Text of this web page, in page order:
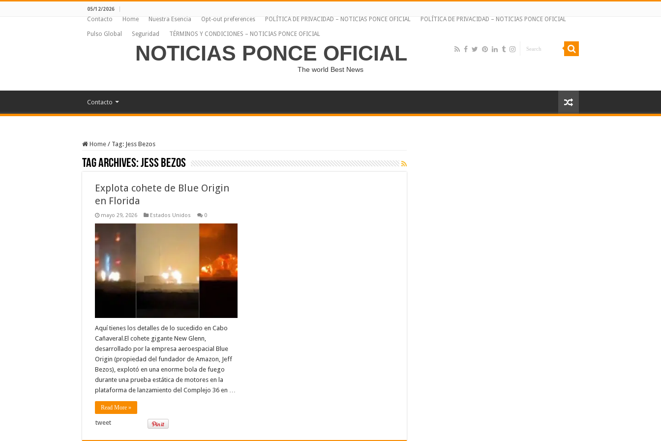
05/12/2026
Contacto Home Nuestra Esencia Opt-out preferences POLÍTICA DE PRIVACIDAD – NOTICIAS PONCE OFICIAL POLÍTICA DE PRIVACIDAD – NOTICIAS PONCE OFICIAL
Pulso Global Seguridad TÉRMINOS Y CONDICIONES – NOTICIAS PONCE OFICIAL
NOTICIAS PONCE OFICIAL
The world Best News
Contacto
Home / Tag: Jess Bezos
Tag Archives:Jess Bezos
Explota cohete de Blue Origin
en Florida
mayo 29, 2026 Estados Unidos 0
Aquí tienes los detalles de lo sucedido en Cabo
Cañaveral.El cohete gigante New Glenn,
desarrollado por la empresa aeroespacial Blue
Origin (propiedad del fundador de Amazon, Jeff
Bezos), explotó en una enorme bola de fuego
durante una prueba estática de motores en la
plataforma de lanzamiento del Complejo 36 en …
Read More »
tweet